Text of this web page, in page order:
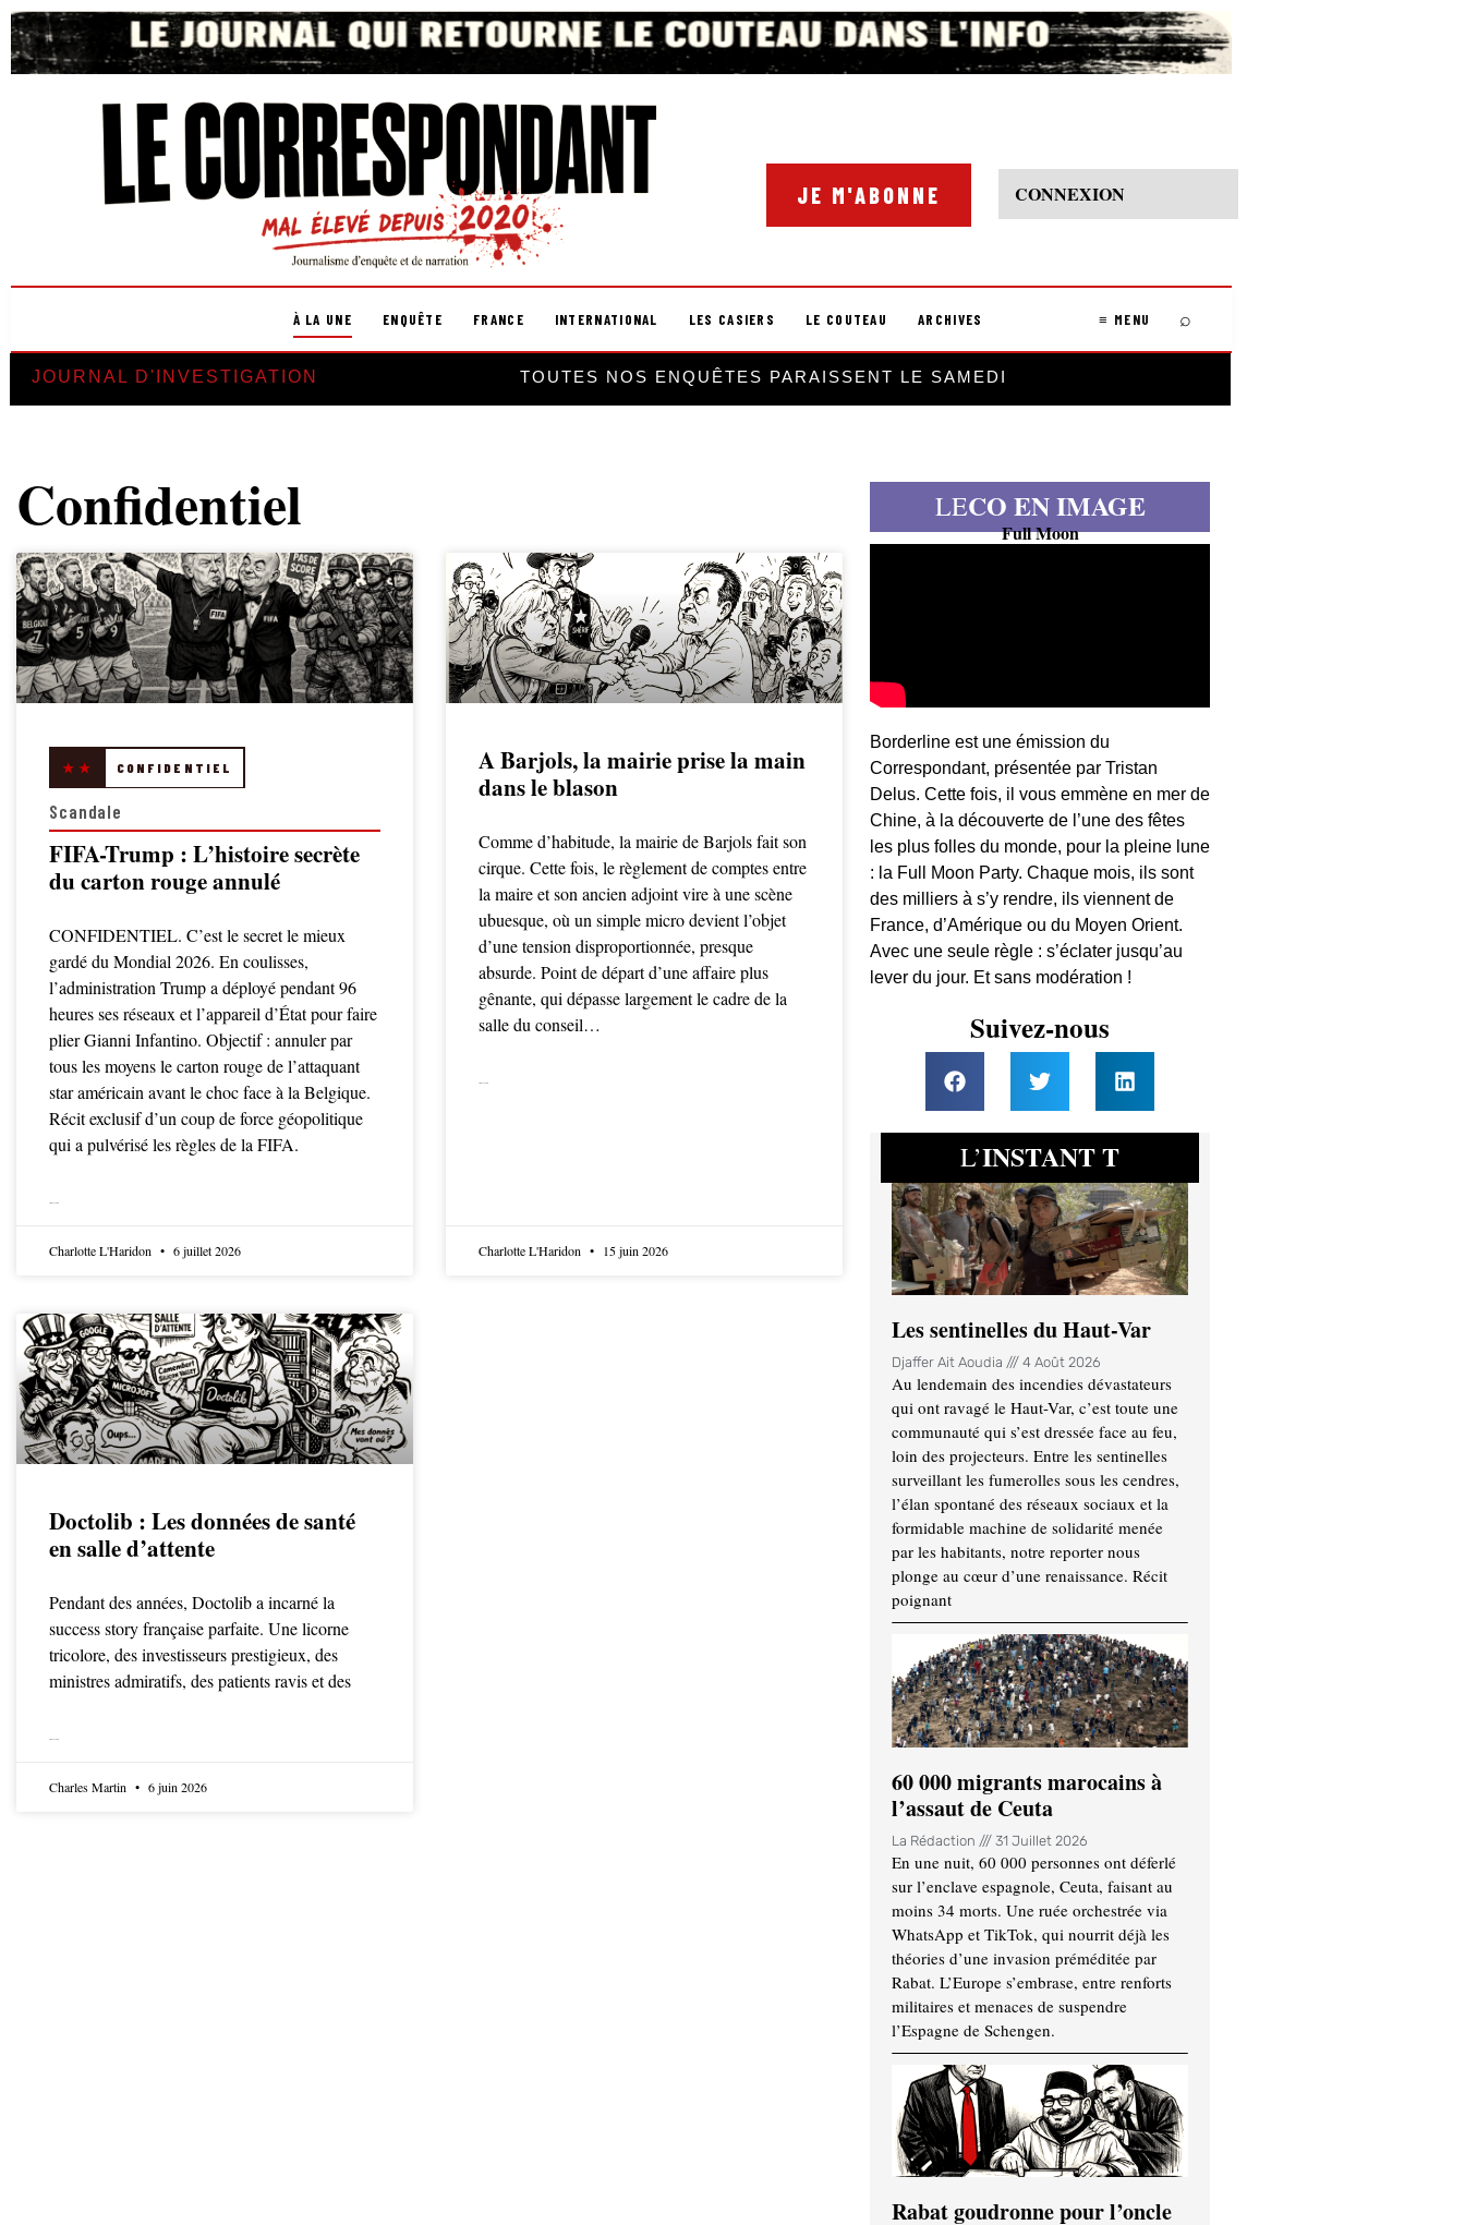
JE M'ABONNE CONNEXION
À LA UNE ENQUÊTE FRANCE INTERNATIONAL LES CASIERS LE COUTEAU ARCHIVES ≡ MENU ⌕
JOURNAL D'INVESTIGATION TOUTES NOS ENQUÊTES PARAISSENT LE SAMEDI
Confidentiel
★★ CONFIDENTIEL
Scandale
FIFA-Trump : L’histoire secrète
du carton rouge annulé
CONFIDENTIEL. C’est le secret le mieux
gardé du Mondial 2026. En coulisses,
l’administration Trump a déployé pendant 96
heures ses réseaux et l’appareil d’État pour faire
plier Gianni Infantino. Objectif : annuler par
tous les moyens le carton rouge de l’attaquant
star américain avant le choc face à la Belgique.
Récit exclusif d’un coup de force géopolitique
qui a pulvérisé les règles de la FIFA.
Charlotte L'Haridon 6 juillet 2026
A Barjols, la mairie prise la main
dans le blason
Comme d’habitude, la mairie de Barjols fait son
cirque. Cette fois, le règlement de comptes entre
la maire et son ancien adjoint vire à une scène
ubuesque, où un simple micro devient l’objet
d’une tension disproportionnée, presque
absurde. Point de départ d’une affaire plus
gênante, qui dépasse largement le cadre de la
salle du conseil…
Charlotte L'Haridon 15 juin 2026
Doctolib : Les données de santé
en salle d’attente
Pendant des années, Doctolib a incarné la
success story française parfaite. Une licorne
tricolore, des investisseurs prestigieux, des
ministres admiratifs, des patients ravis et des
Charles Martin 6 juin 2026
LECO EN IMAGE
Full Moon
Borderline est une émission du
Correspondant, présentée par Tristan
Delus. Cette fois, il vous emmène en mer de
Chine, à la découverte de l’une des fêtes
les plus folles du monde, pour la pleine lune
: la Full Moon Party. Chaque mois, ils sont
des milliers à s’y rendre, ils viennent de
France, d’Amérique ou du Moyen Orient.
Avec une seule règle : s’éclater jusqu’au
lever du jour. Et sans modération !
Suivez-nous
L’INSTANT T
Les sentinelles du Haut-Var
Djaffer Ait Aoudia 4 Août 2026
Au lendemain des incendies dévastateurs
qui ont ravagé le Haut-Var, c’est toute une
communauté qui s’est dressée face au feu,
loin des projecteurs. Entre les sentinelles
surveillant les fumerolles sous les cendres,
l’élan spontané des réseaux sociaux et la
formidable machine de solidarité menée
par les habitants, notre reporter nous
plonge au cœur d’une renaissance. Récit
poignant
60 000 migrants marocains à
l’assaut de Ceuta
La Rédaction 31 Juillet 2026
En une nuit, 60 000 personnes ont déferlé
sur l’enclave espagnole, Ceuta, faisant au
moins 34 morts. Une ruée orchestrée via
WhatsApp et TikTok, qui nourrit déjà les
théories d’une invasion préméditée par
Rabat. L’Europe s’embrase, entre renforts
militaires et menaces de suspendre
l’Espagne de Schengen.
Rabat goudronne pour l’oncle